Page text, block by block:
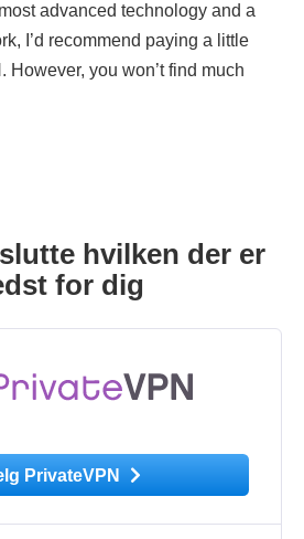
advanced technology and a
I’d recommend paying a little
However, you won’t find much
hvilken der er
for dig
PrivateVPN